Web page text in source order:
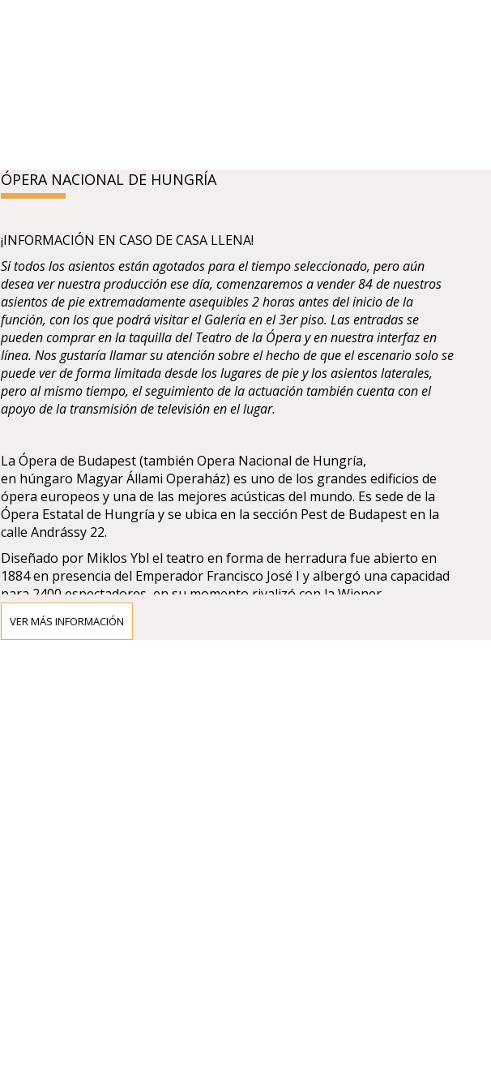
ÓPERA NACIONAL DE HUNGRÍA
¡INFORMACIÓN EN CASO DE CASA LLENA!
Si todos los asientos están agotados para el tiempo seleccionado, pero aún
desea ver nuestra producción ese día, comenzaremos a vender 84 de nuestros
asientos de pie extremadamente asequibles 2 horas antes del inicio de la
función, con los que podrá visitar el Galería en el 3er piso. Las entradas se
pueden comprar en la taquilla del Teatro de la Ópera y en nuestra interfaz en
línea. Nos gustaría llamar su atención sobre el hecho de que el escenario solo se
puede ver de forma limitada desde los lugares de pie y los asientos laterales,
pero al mismo tiempo, el seguimiento de la actuación también cuenta con el
apoyo de la transmisión de televisión en el lugar.
La Ópera de Budapest (también Opera Nacional de Hungría,
en húngaro Magyar Állami Operaház) es uno de los grandes edificios de
ópera europeos y una de las mejores acústicas del mundo. Es sede de la
Ópera Estatal de Hungría y se ubica en la sección Pest de Budapest en la
calle Andrássy 22.
Diseñado por Miklos Ybl el teatro en forma de herradura fue abierto en
1884 en presencia del Emperador Francisco José I y albergó una capacidad
para 2400 espectadores, en su momento rivalizó con la Wiener
Staatsoper (Opera de Viena).
Fue remozado y reducido en capacidad en 1980, actualmente posee una
VER MÁS INFORMACIÓN